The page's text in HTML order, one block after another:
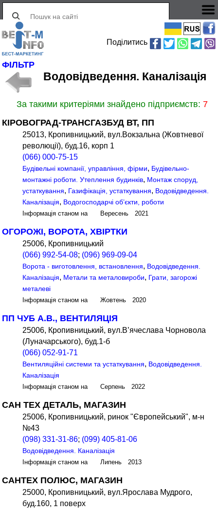
Поділитись
ФІЛЬТР
Водовідведення. Каналізація
За такими критеріями знайдено підприємств: 7
КІРОВОГРАД-ТРАНСГАЗБУД ВТ, ПП
25013, Кропивницький, вул.Вокзальна (Жовтневої
революції), буд.16, корп 1
(066) 000-75-15
Будівельні компанії, управління, фірми, Будівельно-
монтажні роботи. Утеплення будинків, Монтаж споруд,
устаткування, Газифікація, устаткування, Водовідведення.
Каналізація, Водогосподарчі об’єкти, роботи
Інформація станом на Вересень 2021
ОГОРОЖІ, ВОРОТА, ХВІРТКИ
25006, Кропивницький
(066) 992-54-08; (096) 969-09-04
Ворота - виготовлення, встановлення, Водовідведення.
Каналізація, Метали та металовироби, Грати, загорожі
металеві
Інформація станом на Жовтень 2020
ПП ЧУБ А.В., ВЕНТИЛЯЦІЯ
25006, Кропивницький, вул.В’ячеслава Чорновола
(Луначарського), буд.1-б
(066) 052-91-71
Вентиляційні системи та устаткування, Водовідведення.
Каналізація
Інформація станом на Серпень 2022
САН ТЕХ ДЕТАЛЬ, МАГАЗИН
25006, Кропивницький, ринок "Європейський", м-н
№43
(098) 331-31-86; (099) 405-81-06
Водовідведення. Каналізація
Інформація станом на Липень 2013
САНТЕХ ПОЛЮС, МАГАЗИН
25000, Кропивницький, вул.Ярослава Мудрого,
буд.160, 1 поверх